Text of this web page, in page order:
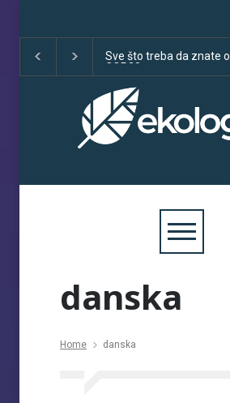
Sve što treba da znate o
COP30
danska
Home danska